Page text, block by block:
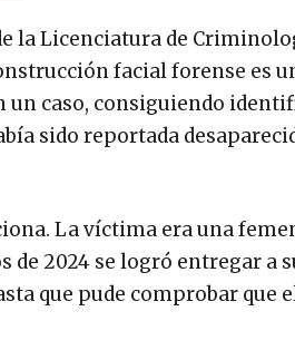
la Licenciatura de
facial forense es
un caso, consiguiendo
sido reportada
La víctima era una
de 2024 se logró entregar a
que pude comprobar que